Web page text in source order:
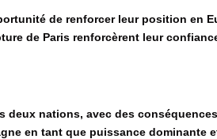
de renforcer leur position en
de Paris renforcèrent leur
deux nations, avec des
en tant que puissance dominante